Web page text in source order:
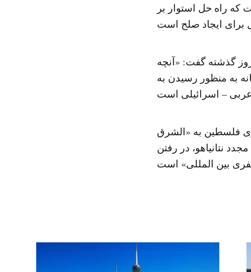
راه حل استوار بر
گذشته گفت: «آنچه
به منظور رسیدن به
فلسطین به «الشرق
نتانیاهو، در رفتن